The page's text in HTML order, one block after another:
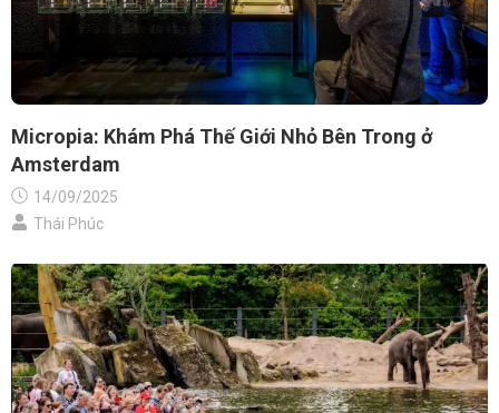
Micropia: Khám Phá Thế Giới Nhỏ Bên Trong ở
Amsterdam
14/09/2025
Thái Phúc